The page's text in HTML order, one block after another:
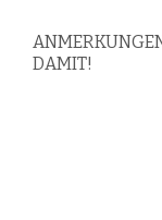
DAMIT!